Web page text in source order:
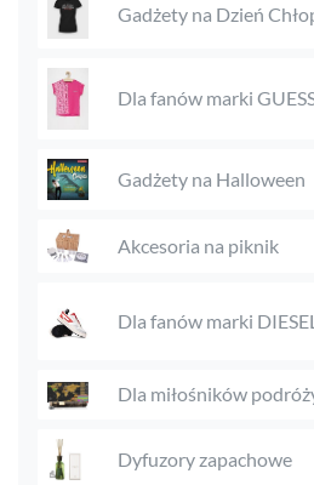
Gadżety na Dzień
Dla fanów marki
Gadżety na Halloween
Akcesoria na piknik
Dla fanów marki
Dla miłośników
Dyfuzory zapachowe